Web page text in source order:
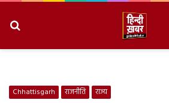
Chhattisgarh राजनीति राज्य